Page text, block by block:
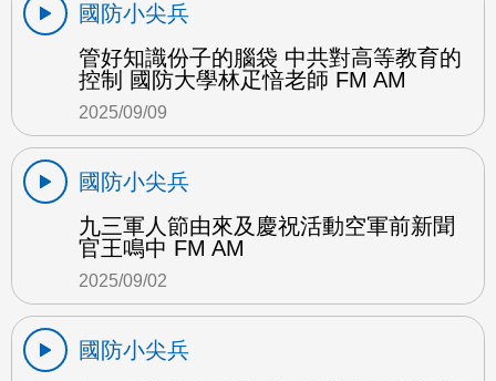
國防小尖兵
管好知識份子的腦袋 中共對高等教育的
控制 國防大學林疋愔老師 FM AM
2025/09/09
國防小尖兵
九三軍人節由來及慶祝活動空軍前新聞
官王鳴中 FM AM
2025/09/02
國防小尖兵